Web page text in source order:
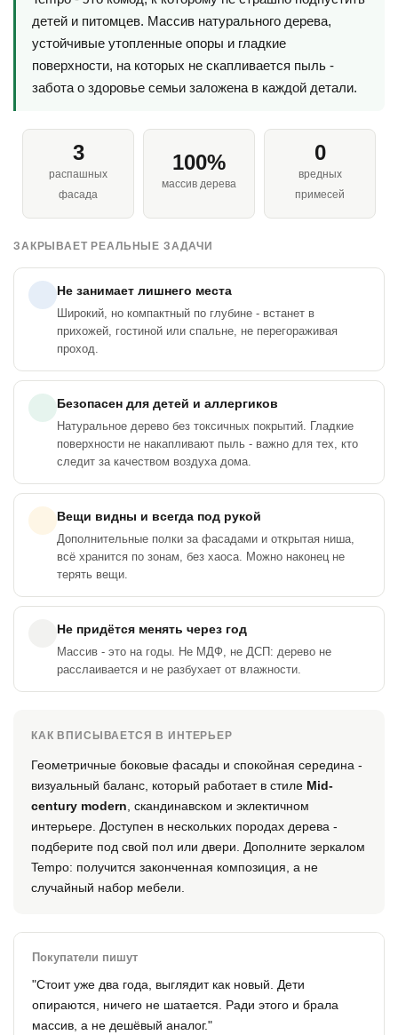
детей и питомцев. Массив натурального дерева,
устойчивые утопленные опоры и гладкие
поверхности, на которых не скапливается пыль -
забота о здоровье семьи заложена в каждой детали.
3
распашных
фасада
100%
массив дерева
0
вредных
примесей
ЗАКРЫВАЕТ РЕАЛЬНЫЕ ЗАДАЧИ
Не занимает лишнего места
Широкий, но компактный по глубине - встанет в
прихожей, гостиной или спальне, не перегораживая
проход.
Безопасен для детей и аллергиков
Натуральное дерево без токсичных покрытий. Гладкие
поверхности не накапливают пыль - важно для тех, кто
следит за качеством воздуха дома.
Вещи видны и всегда под рукой
Дополнительные полки за фасадами и открытая ниша,
всё хранится по зонам, без хаоса. Можно наконец не
терять вещи.
Не придётся менять через год
Массив - это на годы. Не МДФ, не ДСП: дерево не
расслаивается и не разбухает от влажности.
КАК ВПИСЫВАЕТСЯ В ИНТЕРЬЕР
Геометричные боковые фасады и спокойная середина -
визуальный баланс, который работает в стиле Mid-
century modern , скандинавском и эклектичном
интерьере. Доступен в нескольких породах дерева -
подберите под свой пол или двери. Дополните зеркалом
Tempo: получится законченная композиция, а не
случайный набор мебели.
Покупатели пишут
"Стоит уже два года, выглядит как новый. Дети
опираются, ничего не шатается. Ради этого и брала
массив, а не дешёвый аналог."